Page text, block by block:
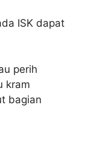
ISK dapat
perih
kram
bagian